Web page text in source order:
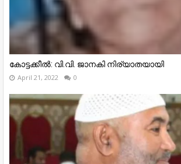
കോട്ടക്കീൽ: വി.വി. ജാനകി നിര്യാതയായി
April 21, 2022 0